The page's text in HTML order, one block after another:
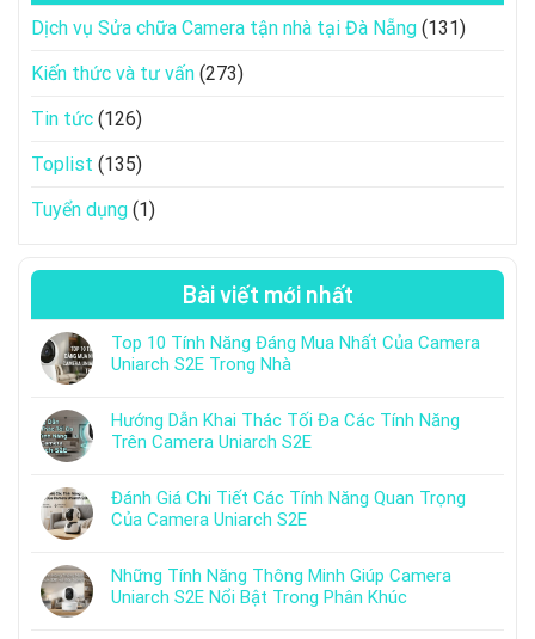
Dịch vụ Sửa chữa Camera tận nhà tại Đà Nẵng (131)
Kiến thức và tư vấn (273)
Tin tức (126)
Toplist (135)
Tuyển dụng (1)
Bài viết mới nhất
Top 10 Tính Năng Đáng Mua Nhất Của Camera
Uniarch S2E Trong Nhà
Hướng Dẫn Khai Thác Tối Đa Các Tính Năng
Trên Camera Uniarch S2E
Đánh Giá Chi Tiết Các Tính Năng Quan Trọng
Của Camera Uniarch S2E
Những Tính Năng Thông Minh Giúp Camera
Uniarch S2E Nổi Bật Trong Phân Khúc